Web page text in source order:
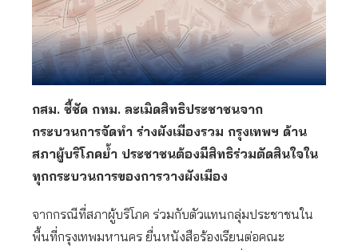
กสม. ชี้ชัด กทม. ละเมิดสิทธิประชาชนจาก
กระบวนการจัดทำ ร่างผังเมืองรวม กรุงเทพฯ ด้าน
สภาผู้บริโภคย้ำ ประชาชนต้องมีสิทธิร่วมตัดสินใจใน
ทุกกระบวนการของการวางผังเมือง
จากกรณีที่สภาผู้บริโภค ร่วมกับตัวแทนกลุ่มประชาชนใน
พื้นที่กรุงเทพมหานคร ยื่นหนังสือร้องเรียนต่อคณะ